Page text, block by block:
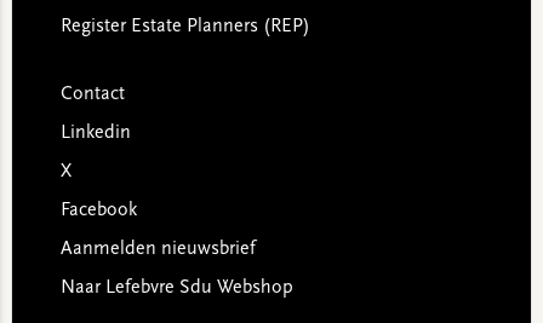
Register Estate Planners (REP)
Contact
Linkedin
X
Facebook
Aanmelden nieuwsbrief
Naar Lefebvre Sdu Webshop